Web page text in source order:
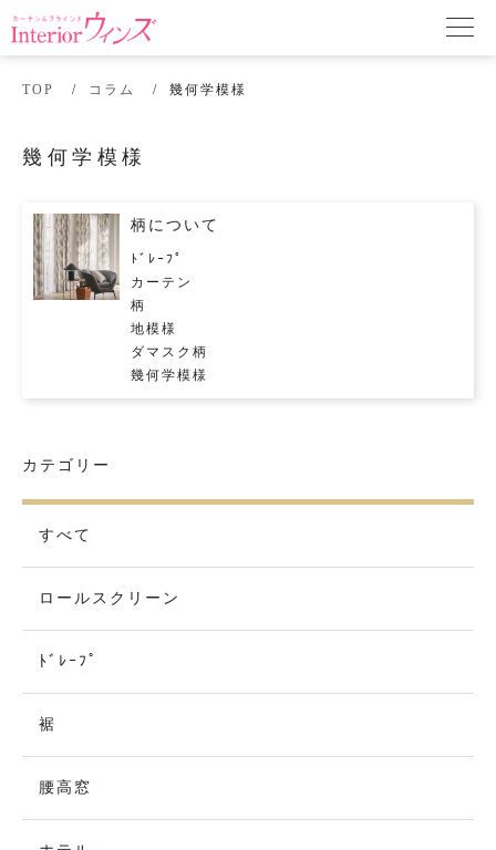
TOP コラム 幾何学模様
幾何学模様
柄について
ﾄﾞﾚｰﾌﾟ
カーテン
柄
地模様
ダマスク柄
幾何学模様
カテゴリー
すべて
ロールスクリーン
ﾄﾞﾚｰﾌﾟ
裾
腰高窓